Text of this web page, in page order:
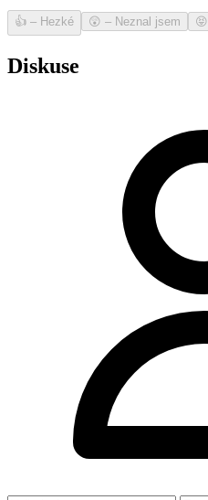
👍 – Hezké 😲 – Neznal jsem 😝
Diskuse